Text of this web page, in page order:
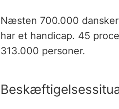
Næsten 700.000
har et handicap. 45
313.000 personer.